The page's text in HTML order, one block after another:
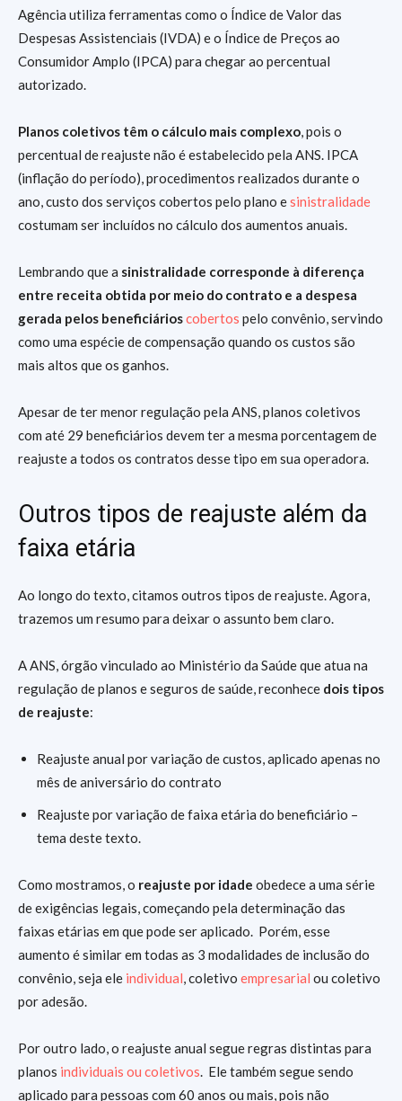
Agência utiliza ferramentas como o Índice de Valor das
Despesas Assistenciais (IVDA) e o Índice de Preços ao
Consumidor Amplo (IPCA) para chegar ao percentual
autorizado.
Planos coletivos têm o cálculo mais complexo, pois o
percentual de reajuste não é estabelecido pela ANS. IPCA
(inflação do período), procedimentos realizados durante o
ano, custo dos serviços cobertos pelo plano esinistralidade
costumam ser incluídos no cálculo dos aumentos anuais.
Lembrando que a sinistralidade corresponde à diferença
entre receita obtida por meio do contrato e a despesa
gerada pelos beneficiárioscobertos pelo convênio, servindo
como uma espécie de compensação quando os custos são
mais altos que os ganhos.
Apesar de ter menor regulação pela ANS, planos coletivos
com até 29 beneficiários devem ter a mesma porcentagem de
reajuste a todos os contratos desse tipo em sua operadora.
Outros tipos de reajuste além da
faixa etária
Ao longo do texto, citamos outros tipos de reajuste. Agora,
trazemos um resumo para deixar o assunto bem claro.
A ANS, órgão vinculado ao Ministério da Saúde que atua na
regulação de planos e seguros de saúde, reconhece dois tipos
de reajuste:
Reajuste anual por variação de custos, aplicado apenas no
mês de aniversário do contrato
Reajuste por variação de faixa etária do beneficiário –
tema deste texto.
Como mostramos, o reajuste por idade obedece a uma série
de exigências legais, começando pela determinação das
faixas etárias em que pode ser aplicado. Porém, esse
aumento é similar em todas as 3 modalidades de inclusão do
convênio, seja ele individual, coletivo empresarial ou coletivo
por adesão.
Por outro lado, o reajuste anual segue regras distintas para
planos individuais ou coletivos. Ele também segue sendo
aplicado para pessoas com 60 anos ou mais, pois não